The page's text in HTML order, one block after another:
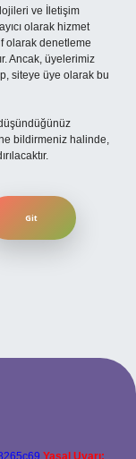
ve İletişim
olarak hizmet
olarak denetleme
Ancak, üyelerimiz
siteye üye olarak bu
bildirmeniz halinde,
Yasal Uyarı: